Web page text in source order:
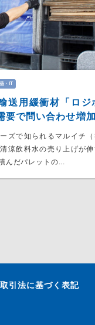
・IT
送用緩衝材「ロジ
で問い合わせ増加
ーズで知られるマルイチ
涼飲料水の売り上げが伸
んだパレットの...
引法に基づく表記